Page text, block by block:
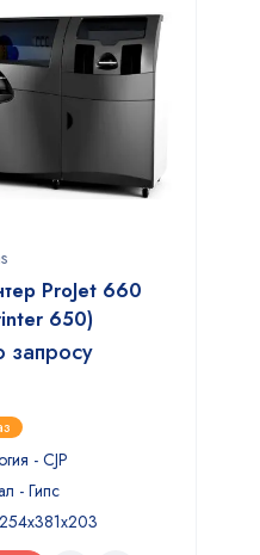
ProJet 660
650)
запросу
- CJP
- Гипс